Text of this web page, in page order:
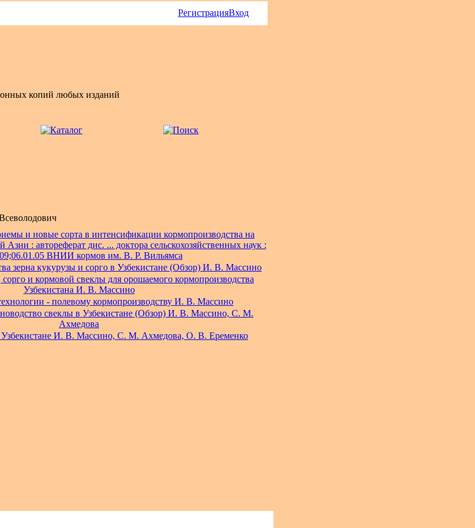
РегистрацияВход
копий любых изданий
и новые сорта в интенсификации кормопроизводства на
: автореферат дис. ... доктора сельскохозяйственных наук :
ВНИИ кормов им. В. Р. Вильямса
зерна кукурузы и сорго в Узбекистане (Обзор) И. В. Массино
и кормовой свеклы для орошаемого кормопроизводства
Узбекистана И. В. Массино
- полевому кормопроизводству И. В. Массино
свеклы в Узбекистане (Обзор) И. В. Массино, С. М.
Ахмедова
Узбекистане И. В. Массино, С. М. Ахмедова, О. В. Еременко